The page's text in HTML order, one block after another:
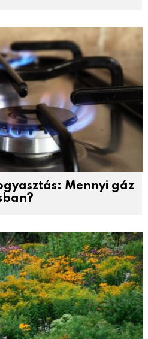
Mennyi gáz